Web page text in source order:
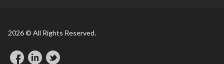
2026 © All Rights Reserved.